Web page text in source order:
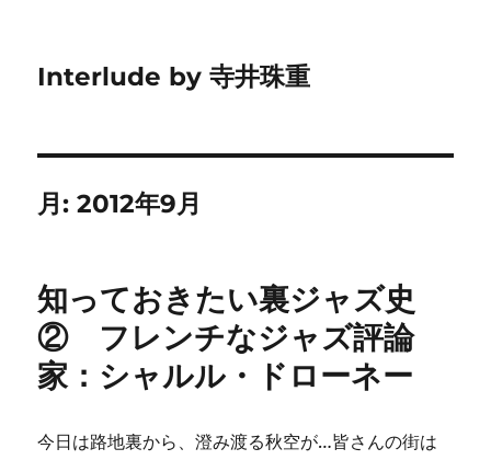
Interlude by 寺井珠重
月:2012年9月
知っておきたい裏ジャズ史
② フレンチなジャズ評論
家：シャルル・ドローネー
今日は路地裏から、澄み渡る秋空が…皆さんの街は